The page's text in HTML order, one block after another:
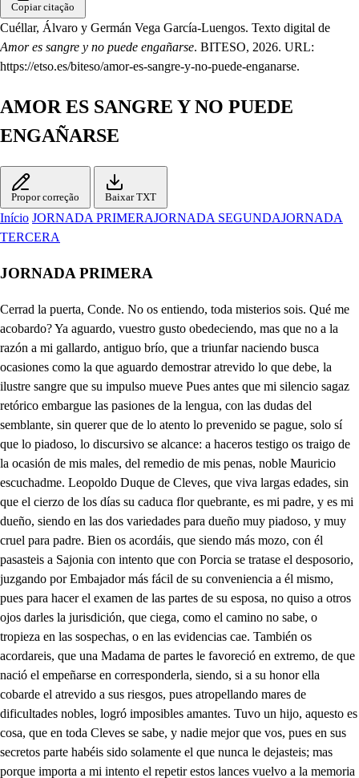
Copiar citação
Cuéllar, Álvaro y Germán Vega García-Luengos. Texto digital de
Amor es sangre y no puede engañarse. BITESO, 2026. URL:
https://etso.es/biteso/amor-es-sangre-y-no-puede-enganarse.
AMOR ES SANGRE Y NO PUEDE
ENGAÑARSE
Propor correção Baixar TXT
Início JORNADA PRIMERAJORNADA SEGUNDAJORNADA
TERCERA
JORNADA PRIMERA
Cerrad la puerta, Conde. No os entiendo, toda misterios sois. Qué me acobardo? Ya aguardo, vuestro gusto obedeciendo, mas que no a la razón a mi gallardo, antiguo brío, que a triunfar naciendo busca ocasiones como la que aguardo demostrar atrevido lo que debe, la ilustre sangre que su impulso mueve Pues antes que mi silencio sagaz retórico embargue las pasiones de la lengua, con las dudas del semblante, sin querer que de lo atento lo prevenido se pague, solo sí que lo piadoso, lo discursivo se alcance: a haceros testigo os traigo de la ocasión de mis males, del remedio de mis penas, noble Mauricio escuchadme. Leopoldo Duque de Cleves, que viva largas edades, sin que el cierzo de los días su caduca flor quebrante, es mi padre, y es mi dueño, siendo en las dos variedades para dueño muy piadoso, y muy cruel para padre. Bien os acordáis, que siendo más mozo, con él pasasteis a Sajonia con intento que con Porcia se tratase el desposorio, juzgando por Embajador más fácil de su conveniencia a él mismo, pues para hacer el examen de las partes de su esposa, no quiso a otros ojos darles la jurisdición, que ciega, como el camino no sabe, o tropieza en las sospechas, o en las evidencias cae. También os acordareis, que una Madama de partes le favoreció en extremo, de que nació el empeñarse en corresponderla, siendo, si a su honor ella cobarde el atrevido a sus riesgos, pues atropellando mares de dificultades nobles, logró imposibles amantes. Tuvo un hijo, aquesto es cosa, que en toda Cleves se sabe, y nadie mejor que vos, pues en sus secretos parte habéis sido solamente el que nunca le dejasteis; mas porque importa a mi intento el repetir estos lances vuelvo a la memoria tantas prolijas antigüedades. Dejo con esto la empresa que ocasionó su viaje mi padre entonces, o fuese, que es más cierto que alcanzase a saber, que la Duquesa regida de otro dictamen, o enamorada de Carlos, Duque de Milán, tratase con él casamiento, siendo a un tiempo testigo, y parte. Volviose a Cleves, dejando por orden vuestra a criarse con todo silencio, y maña al recién nacido infante, porque el que siempre encubierto con industria estuvo, a nadie quiso, ni a su mesma dama, por fineza declararse. Vino, pues, y Otón el Duque mi abuelo, que ya triunfante, pisando estrellas, y luces a mejor vida renace: trató de casarle en Gueldres con su Duquesa, y mi madre. Efectuose el contrato, y porque mejor lograse de amor la naturaleza, los repetidos combates, fruto suyo me engendraron, que su logro asegurase. Nací: o pluguiera a los Cielos, que de mi vida el estambre, al empezar a tejerse entre las manos se ajase! que si la naturaleza por la libertad se aplaude, y esa me usurpa el destino, para qué parcas fatales al primer paso los filos de la tijera embotastis; pero pasemos al caso. Murió mi infelice madre del segundo parto, dando por parricida un cadáver, que encontró la sepultura, antes que la cuna hallase. Afligiose todo el Reino, y con diligencias grandes procuró el Duque en Sajonia, que su hijo se buscase, fue tan infeliz su suerte, que habiendo salido a hallarse en las guerras del Imperio, dicen que en ellas la instable fortuna le dio sepulcro; y aunque pueden engañarse los testigos, pues ninguno de su verdad da señales. Todos, al fin, lo creyeron, conque viéndose mi padre de tanta pena oprimido, estas nuevas fueron parte para que con su sobrino intente agora casarme, diciendo, que de su estado así procura dejarme señora, y la sucesión que le ha faltado a su sangre, en mí, y Ricardo asegura; porque la vejez descanse; porque sus vasallos tengan Duque, y señor que los mande; y porque si su heredero es verdad que muerto yace, no haya quien pueda atreverse después a desheredarme. Con este intento Ricardo, después que dejó de Marte, por las delicias de Venus los aplausos militares; y después que vino en fin, ha dado en galantearme, sin que mis desprecios puedan, ni vencerle, ni templarme; y mi padre que le anima en lugar de refrenarle, cruel tercero le busca lugar para que me hable: yo le aborrezco, y de forma me ofende oírle, y hablarle, que de sus ojos lo atento, y de su voz lo agradable, a violencias me conquista, y a desvíos me persuade. Esta es aversión, Mauricio, yo no puedo más, no caben en mi razón los discursos, que quizás el vuestro hace; ya yo los hice primero, y procurando forzarme en lugar de convencerme, entienden en irritarme. Quizás pensaréis que estoy inclinada en otra parte, y que lo que allí es fineza, aquí se ostenta desaire; Pues no, Mauricio no es eso, ninguno puede alabarse de que a trueque de favores sujetó mis vanidades. Este es odio natural, que de las estrellas nace, y que mal podre vencerle, cuando aún no puedo explicarle. No digo yo que Ricardo, no tendrá prendas bastantes para ser querido: mas yo nací tan ignorante, y tan desgraciada que el cielo para vengarse de mi ingratitud, no quiere Conde que yo las alcance. Hoy mi padre me ha mandado, que acabe de declararse mi resolución, pues solo porque pueda efectuarse, me da de plazo seis días, y yo por no disgustalle, ni quise contradecirle, ni me atreví a asegurarle, Aquí entran, Conde, mis penas, vos solo habéis de ayudarme a la mayor invención, que humano discurso alcance. Para aqueso os he llamado, y entre el obscuro velamen de las sombras, en mi cuarto os introdujo esa llave, porque el silencio confuso, que la obscuridad esparce, desmienta las atenciones de quien pudiera escucharme. Yo, Conde, os he menester con aquel valor que antes en la juvenil edad ardió como fuego fácil; porque os advierto primero, que aquí con vos me declare, que no pretendo consejos, fruto que las canas traen, sino es ayuda, y favor, que en mayor edad se hallen. Vos habéis de buscar luego persona de vuestra parte, que con maña, y con secreto (pues es el caso importante) finja ser hijo del Duque, que pues vos solo tratastis con mi padre aquestas cosas, fácil os será engañarle, y el modo no os le prevengo, que avisos son desiguales los de una mujer, a donde varoniles canas halle, Mas no os parezca tampoco, que no he mirado los lances, y sé que podéis decir que tenéis claras señales de que no murió en la guerra, y diciendo que él os trae bastantes señas, hacer que todos por vos le aclamen, pues ni el Duque le conoce, ni en Cleves le ha visto nadie, que cuando después se entienda, como yo escuse el casarme, qué se os da a vos del engaño, yo no le heredó a mi padre? Puede quitarme ninguno el derecho que alcanzare? con esto en paz viviré, y cuando el reinar me falte no la libertad, que es gobierno más amigable: a mis vasallos también les está mejor, pues caben con eso las esperanzas de que Príncipe más grande me pretenda, y solicite, y casándose los mande. Esta Conde, es mi intención determinada, a librarme estoy, y me ha parecido este medio más suave para conseguirlo, que otros que me dictó mi coraje, por eso de vos le fio, tenedme lastima, y dadme con la respuesta el consuelo, que dello puede esperarse, pues sois cuerdo, pues sois noble, y una mujer a ampararse de vos llega en sus fatigas, remedio, y consuelo halle, para que obligad, siempre, para que siempre constante, debiéndole a vuestra industria la libertad que alcanzare a la fortuna, y al tiempo. Con coronas de diamantes vuestro nombre dejé escrito, porque la fama le cante. Extraño, y nunca visto arrojamiento es el que en fe de mi valor repite; mas pues así se arroja desatento su rencor, y consejo no permite; y pues la suerte un hijo me dio, intento que reine, y mis lepras resucite. No respondéis? De una corona es poco, disculpa una traición puede ser solo. Presuponiendo primero, que ha de ser en mi obediencia. inviolable su mandato, escúcheme vuestra Alteza, que quiero así prevenirla, porque temo que inquieta, por atender a su gusto, a mis razones no atienda; y aunque es verdad, que consejos, ni los busca, ni desea, a mí me es forzoso el darlos, pues entre dos diferencias de viejo, y mozo, en que dice que se asegura, y me alienta, quien como mozo la ayuda, como viejo la conseja. Para una traición me llama, no sé si es segura prueba de mi lealtad el hacer en la primer experiencia, que quien como noble vino, como villano se vuelva, que noble no puede ser el que en traiciones se emplea, y en esta la ejecución contradice mi nobleza. Bien pudiera yo escusar satisfación tan atenta, dando a entender, como noble, con el silencio la queja: mas como la cortesía también conmigo pelea, y son hijos de un aliento la piedad, y la entereza, si esta me fuerza a dejaros, la otra a ayudaros me fuerza. Bien es verdad, que manchadas de la amistad las sinceras aras en que sacrifico al Duque mis obediencias, es ingratitud, que no pudiera hallar recompensa, sino es solo procurando de vuestra quietud las medras, pues decís que aborrecéis a Ricardo de manera, que es verle ver vuestra muerte: esto más juzgo que es tema de vuestro espíritu altivo, pues presumís que pudiera, como vos decís, hallar vuestra gallarda belleza en mejor estado Imperio, en mejor dueño cabeza. Esto, aunque me habéis propuesto, que en vuestros vasallos fuera de conveniencia, y de gusto, ni gusto, ni conveniencia, puede ser, pues advirtiendo, que el extranjero que hereda vasallos por casamiento, como ajenos los contempla, si los rige, los oprime, los olvida, si los deja, quieren más tener, señor, que aunque con menos grandeza, si los gobierna, los ame, y los guarde, si se ausenta. Al que busque yo persona que con maña, y con cautela, finja ser hijo del Duque, mayores riesgos se acercan, pues suponiendo primero, que hubiese quien lo quisiera ser, que aqueso no faltara, era arriesgar de m